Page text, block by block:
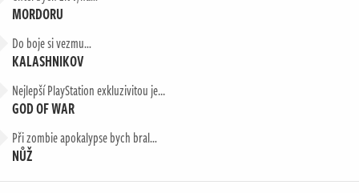
MORDORU
Do boje si vezmu…
KALASHNIKOV
Nejlepší PlayStation exkluzivitou je...
GOD OF WAR
Při zombie apokalypse bych bral…
NŮŽ